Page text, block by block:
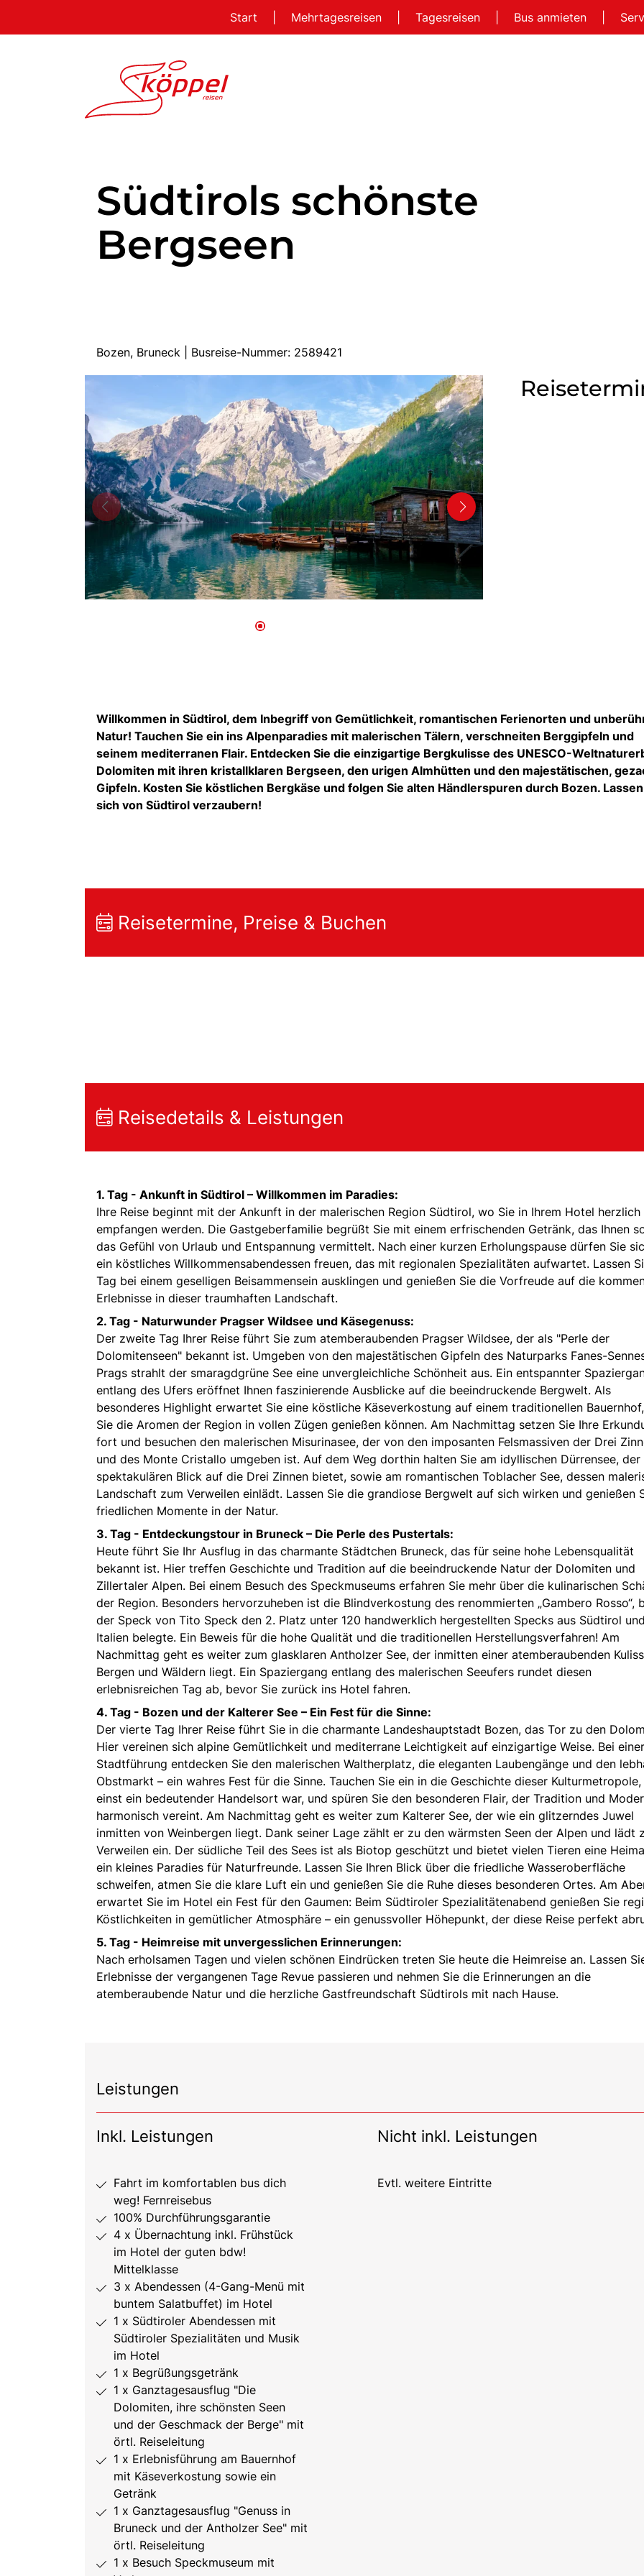
Start Mehrtagesreisen Tagesreisen Bus anmieten
Südtirols schönste
Bergseen
Bozen, Bruneck | Busreise-Nummer: 2589421
Willkommen in Südtirol, dem Inbegriff von Gemütlichkeit, romantischen Ferienorten und
Natur! Tauchen Sie ein ins Alpenparadies mit malerischen Tälern, verschneiten Berggipfeln und
seinem mediterranen Flair. Entdecken Sie die einzigartige Bergkulisse des UNESCO-
Dolomiten mit ihren kristallklaren Bergseen, den urigen Almhütten und den majestätischen,
Gipfeln. Kosten Sie köstlichen Bergkäse und folgen Sie alten Händlerspuren durch Bozen. Lassen
sich von Südtirol verzaubern!
Reisetermine, Preise & Buchen
Reisedetails & Leistungen
1. Tag - Ankunft in Südtirol – Willkommen im Paradies:
Ihre Reise beginnt mit der Ankunft in der malerischen Region Südtirol, wo Sie in Ihrem Hotel herzlich
empfangen werden. Die Gastgeberfamilie begrüßt Sie mit einem erfrischenden Getränk, das Ihnen
das Gefühl von Urlaub und Entspannung vermittelt. Nach einer kurzen Erholungspause dürfen Sie
ein köstliches Willkommensabendessen freuen, das mit regionalen Spezialitäten aufwartet. Lassen
Tag bei einem geselligen Beisammensein ausklingen und genießen Sie die Vorfreude auf die
Erlebnisse in dieser traumhaften Landschaft.
2. Tag - Naturwunder Pragser Wildsee und Käsegenuss:
Der zweite Tag Ihrer Reise führt Sie zum atemberaubenden Pragser Wildsee, der als "Perle der
Dolomitenseen" bekannt ist. Umgeben von den majestätischen Gipfeln des Naturparks Fanes-
Prags strahlt der smaragdgrüne See eine unvergleichliche Schönheit aus. Ein entspannter
entlang des Ufers eröffnet Ihnen faszinierende Ausblicke auf die beeindruckende Bergwelt. Als
besonderes Highlight erwartet Sie eine köstliche Käseverkostung auf einem traditionellen
Sie die Aromen der Region in vollen Zügen genießen können. Am Nachmittag setzen Sie Ihre
fort und besuchen den malerischen Misurinasee, der von den imposanten Felsmassiven der Drei
und des Monte Cristallo umgeben ist. Auf dem Weg dorthin halten Sie am idyllischen Dürrensee, der
spektakulären Blick auf die Drei Zinnen bietet, sowie am romantischen Toblacher See, dessen
Landschaft zum Verweilen einlädt. Lassen Sie die grandiose Bergwelt auf sich wirken und genießen
friedlichen Momente in der Natur.
3. Tag - Entdeckungstour in Bruneck – Die Perle des Pustertals:
Heute führt Sie Ihr Ausflug in das charmante Städtchen Bruneck, das für seine hohe Lebensqualität
bekannt ist. Hier treffen Geschichte und Tradition auf die beeindruckende Natur der Dolomiten und
Zillertaler Alpen. Bei einem Besuch des Speckmuseums erfahren Sie mehr über die kulinarischen
der Region. Besonders hervorzuheben ist die Blindverkostung des renommierten „Gambero Rosso“,
der Speck von Tito Speck den 2. Platz unter 120 handwerklich hergestellten Specks aus Südtirol und
Italien belegte. Ein Beweis für die hohe Qualität und die traditionellen Herstellungsverfahren! Am
Nachmittag geht es weiter zum glasklaren Antholzer See, der inmitten einer atemberaubenden
Bergen und Wäldern liegt. Ein Spaziergang entlang des malerischen Seeufers rundet diesen
erlebnisreichen Tag ab, bevor Sie zurück ins Hotel fahren.
4. Tag - Bozen und der Kalterer See – Ein Fest für die Sinne:
Der vierte Tag Ihrer Reise führt Sie in die charmante Landeshauptstadt Bozen, das Tor zu den
Hier vereinen sich alpine Gemütlichkeit und mediterrane Leichtigkeit auf einzigartige Weise. Bei einer
Stadtführung entdecken Sie den malerischen Waltherplatz, die eleganten Laubengänge und den
Obstmarkt – ein wahres Fest für die Sinne. Tauchen Sie ein in die Geschichte dieser
einst ein bedeutender Handelsort war, und spüren Sie den besonderen Flair, der Tradition und
harmonisch vereint. Am Nachmittag geht es weiter zum Kalterer See, der wie ein glitzerndes Juwel
inmitten von Weinbergen liegt. Dank seiner Lage zählt er zu den wärmsten Seen der Alpen und lädt
Verweilen ein. Der südliche Teil des Sees ist als Biotop geschützt und bietet vielen Tieren eine
ein kleines Paradies für Naturfreunde. Lassen Sie Ihren Blick über die friedliche Wasseroberfläche
schweifen, atmen Sie die klare Luft ein und genießen Sie die Ruhe dieses besonderen Ortes. Am
erwartet Sie im Hotel ein Fest für den Gaumen: Beim Südtiroler Spezialitätenabend genießen Sie
Köstlichkeiten in gemütlicher Atmosphäre – ein genussvoller Höhepunkt, der diese Reise perfekt
5. Tag - Heimreise mit unvergesslichen Erinnerungen:
Nach erholsamen Tagen und vielen schönen Eindrücken treten Sie heute die Heimreise an. Lassen
Erlebnisse der vergangenen Tage Revue passieren und nehmen Sie die Erinnerungen an die
atemberaubende Natur und die herzliche Gastfreundschaft Südtirols mit nach Hause.
Leistungen
Inkl. Leistungen
Fahrt im komfortablen bus dich
weg! Fernreisebus
100% Durchführungsgarantie
4 x Übernachtung inkl. Frühstück
im Hotel der guten bdw!
Mittelklasse
3 x Abendessen (4-Gang-Menü mit
buntem Salatbuffet) im Hotel
1 x Südtiroler Abendessen mit
Südtiroler Spezialitäten und Musik
im Hotel
1 x Begrüßungsgetränk
1 x Ganztagesausflug "Die
Dolomiten, ihre schönsten Seen
und der Geschmack der Berge" mit
örtl. Reiseleitung
1 x Erlebnisführung am Bauernhof
mit Käseverkostung sowie ein
Getränk
1 x Ganztagesausflug "Genuss in
Bruneck und der Antholzer See" mit
örtl. Reiseleitung
1 x Besuch Speckmuseum mit
Nicht inkl. Leistungen
Evtl. weitere Eintritte